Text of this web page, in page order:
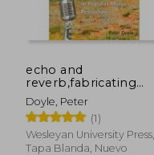
echo and
reverb,fabricating
space in popular
music recording,
1900-1960 (en Inglés)
Doyle, Peter
(1)
Wesleyan University Press,
Tapa Blanda, Nuevo